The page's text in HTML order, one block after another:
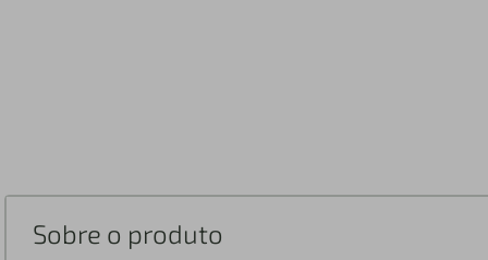
Sobre o produto